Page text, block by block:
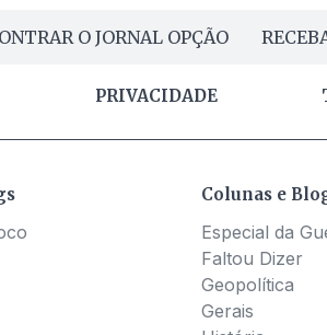
O JORNAL OPÇÃO
PRIVACIDADE
Colunas e
Especial da
Faltou Dizer
Geopolítica
Gerais